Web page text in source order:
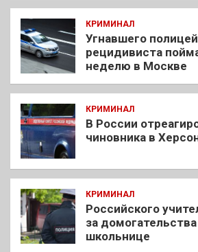
КРИМИНАЛ
Угнавшего
рецидивиста
неделю в Москве
КРИМИНАЛ
В России
чиновника в
КРИМИНАЛ
Российского
за
школьнице